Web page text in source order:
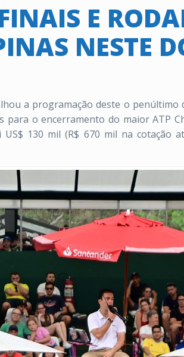
E
NESTE
a programação deste o penúltimo
o encerramento do maior ATP
130 mil (R$ 670 mil na cotação